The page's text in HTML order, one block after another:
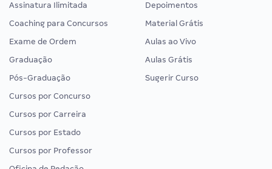
Assinatura Ilimitada
Coaching para Concursos
Exame de Ordem
Graduação
Pós-Graduação
Cursos por Concurso
Cursos por Carreira
Cursos por Estado
Cursos por Professor
Depoimentos
Material Grátis
Aulas ao Vivo
Aulas Grátis
Sugerir Curso